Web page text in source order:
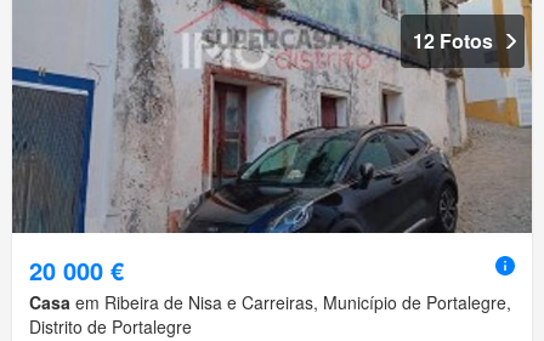
12 Fotos
20 000 €
Casa em Ribeira de Nisa e Carreiras, Município de Portalegre,
Distrito de Portalegre